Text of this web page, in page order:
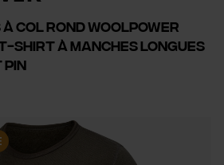
col rond Woolpower
shirt à manches longues
pin